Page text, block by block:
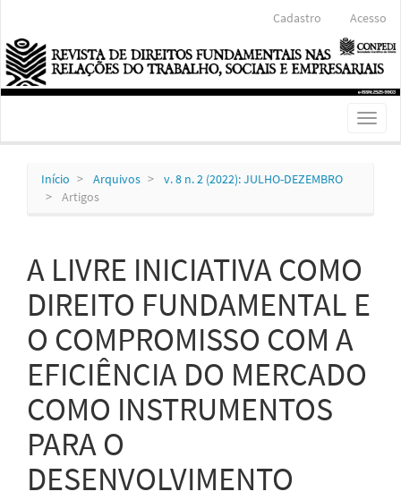
Conteúdo
principal
Barra
Lateral
Cadastro Acesso
Toggle
Início Arquivos
v. 8 n. 2 (2022): JULHO-DEZEMBRO
Artigos
A LIVRE INICIATIVA COMO
DIREITO FUNDAMENTAL E
O COMPROMISSO COM A
EFICIÊNCIA DO MERCADO
COMO INSTRUMENTOS
PARA O
DESENVOLVIMENTO